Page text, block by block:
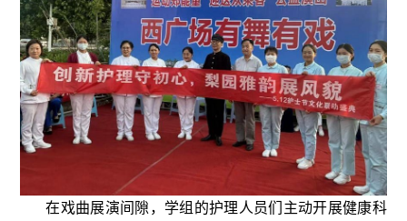
在戏曲展演间隙，学组的护理人员们主动开展健康科